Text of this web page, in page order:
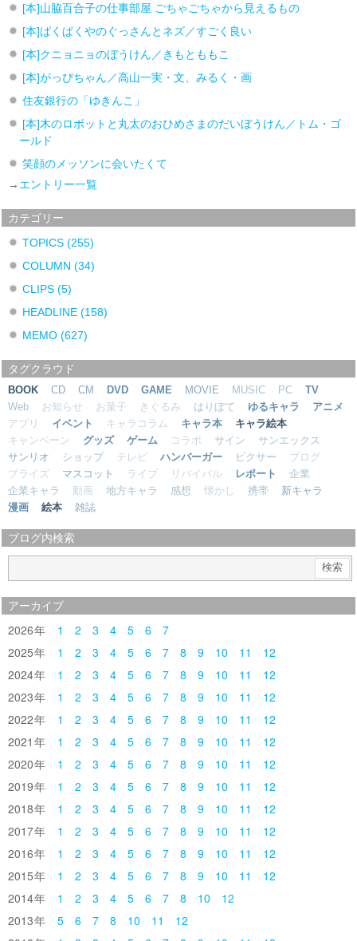
[本]山脇百合子の仕事部屋 ごちゃごちゃから見えるもの
[本]ぱくぱくやのぐっさんとネズ／すごく良い
[本]クニョニョのぼうけん／きもとももこ
[本]がっぴちゃん／高山一実・文、みるく・画
住友銀行の「ゆきんこ」
[本]木のロボットと丸太のおひめさまのだいぼうけん／トム・ゴ
ールド
笑顔のメッソンに会いたくて
→ エントリー一覧
カテゴリー
TOPICS (255)
COLUMN (34)
CLIPS (5)
HEADLINE (158)
MEMO (627)
タグクラウド
BOOK CD CM DVD GAME MOVIE MUSIC PC
TV
Web
お知らせ お菓子 きぐるみ はりぼて ゆるキャラ
アニメ
アプリ
イベント キャラコラム キャラ本
キャラ絵本
キャンペーン
グッズ ゲーム コラボ サイン
サンエックス
サンリオ
ショップ テレビ ハンバーガー ピクサー
ブログ
プライズ
マスコット ライブ リバイバル レポート
企業
企業キャラ
動画 地方キャラ 感想 懐かし 携帯
新キャラ
漫画
絵本 雑誌
ブログ内検索
アーカイブ
2026 1 2 3 4 5 6
7
2025
1 2 3 4 5 6 7 8 9 10 11
12
2024
1 2 3 4 5 6 7 8 9 10 11
12
2023
1 2 3 4 5 6 7 8 9 10 11
12
2022
1 2 3 4 5 6 7 8 9 10 11
12
2021
1 2 3 4 5 6 7 8 9 10 11
12
2020
1 2 3 4 5 6 7 8 9 10 11
12
2019
1 2 3 4 5 6 7 8 9 10 11
12
2018
1 2 3 4 5 6 7 8 9 10 11
12
2017
1 2 3 4 5 6 7 8 9 10 11
12
2016
1 2 3 4 5 6 7 8 9 10 11
12
2015
1 2 3 4 5 6 7 8 9 10 11
12
2014
1 2 3 4 5 6 7 8 10
12
2013
5 6 7 8 10 11
12